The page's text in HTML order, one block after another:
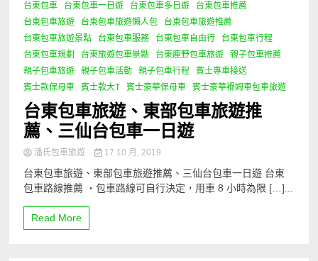
台東包車
台東包車一日遊 台東包車多日遊
台東包車推薦
台東包車旅遊
台東包車旅遊懶人包
台東包車旅遊推薦
台東包車旅遊景點
台東包車服務 台東包車自由行
台東包車行程
台東包車規劃
台東旅遊包車景點 台東鹿野包車旅遊
親子包車推薦
親子包車旅遊
親子包車活動 親子包車行程
賓士專車接送
賓士款保母車
賓士款大T 賓士豪華保母車 賓士豪華褓姆車包車旅遊
台東包車旅遊、東部包車旅遊推
薦、三仙台包車一日遊
潘氏包車旅遊 17 10 月, 2019
台東包車旅遊、東部包車旅遊推薦、三仙台包車一日遊 台東
包車路線推薦 ・包車路線可自行決定，用車 8 小時為限 […]...
Read More